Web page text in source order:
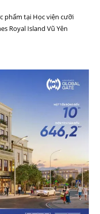
phẩm tại Học viện cưỡi
Royal Island Vũ Yên